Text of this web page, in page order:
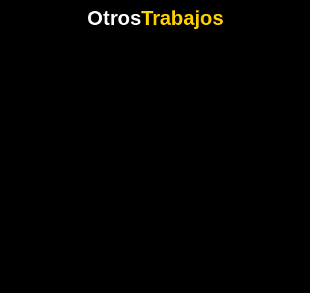
OtrosTrabajos